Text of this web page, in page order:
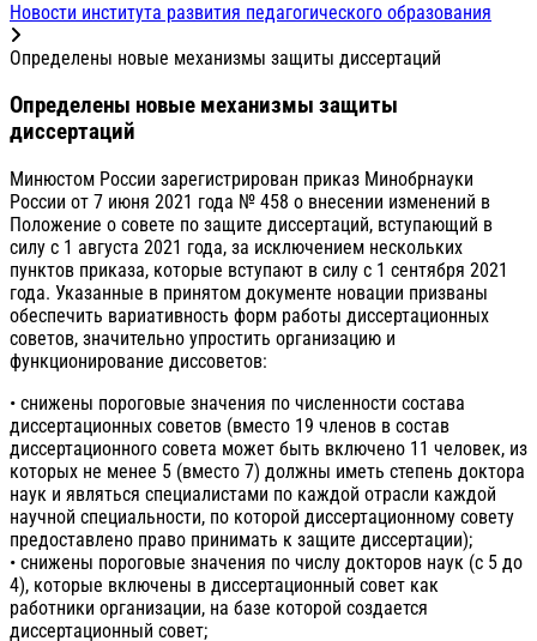
Новости института развития педагогического образования
Определены новые механизмы защиты диссертаций
Определены новые механизмы защиты
диссертаций
Минюстом России зарегистрирован приказ Минобрнауки
России от 7 июня 2021 года № 458 о внесении изменений в
Положение о совете по защите диссертаций, вступающий в
силу с 1 августа 2021 года, за исключением нескольких
пунктов приказа, которые вступают в силу с 1 сентября 2021
года. Указанные в принятом документе новации призваны
обеспечить вариативность форм работы диссертационных
советов, значительно упростить организацию и
функционирование диссоветов:
• снижены пороговые значения по численности состава
диссертационных советов (вместо 19 членов в состав
диссертационного совета может быть включено 11 человек, из
которых не менее 5 (вместо 7) должны иметь степень доктора
наук и являться специалистами по каждой отрасли каждой
научной специальности, по которой диссертационному совету
предоставлено право принимать к защите диссертации);
• снижены пороговые значения по числу докторов наук (с 5 до
4), которые включены в диссертационный совет как
работники организации, на базе которой создается
диссертационный совет;